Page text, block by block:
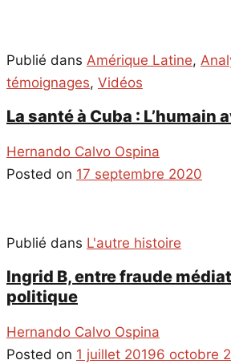
Publié dans Amérique Latine,
témoignages, Vidéos
La santé à Cuba : L’humain
Hernando Calvo Ospina
Posted on 17 septembre 2020
Publié dans L'autre histoire
Ingrid B, entre fraude
politique
Hernando Calvo Ospina
Posted on 1 juillet 20196 octobre